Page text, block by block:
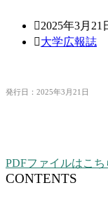
2025年3月21
大学広報誌
発行日：2025年3月21日
PDFファイルはこち
CONTENTS